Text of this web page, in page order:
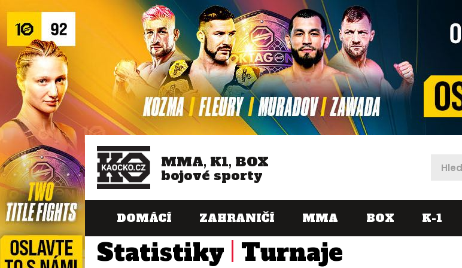
MMA, K1, BOX
bojové sporty
DOMÁCÍ ZAHRANIČÍ MMA BOX K-1
Statistiky Turnaje